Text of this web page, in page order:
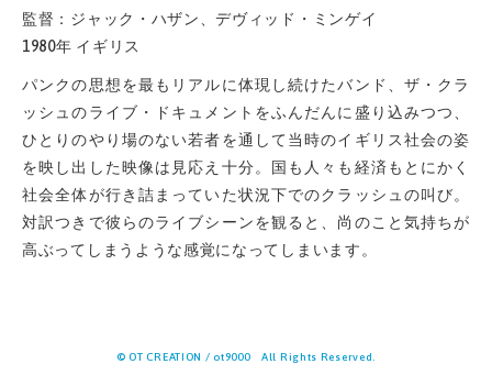
監督：ジャック・ハザン、デヴィッド・ミンゲイ
1980年 イギリス
パンクの思想を最もリアルに体現し続けたバンド、ザ・クラ
ッシュのライブ・ドキュメントをふんだんに盛り込みつつ、
ひとりのやり場のない若者を通して当時のイギリス社会の姿
を映し出した映像は見応え十分。国も人々も経済もとにかく
社会全体が行き詰まっていた状況下でのクラッシュの叫び。
対訳つきで彼らのライブシーンを観ると、尚のこと気持ちが
高ぶってしまうような感覚になってしまいます。
© OT CREATION / ot9000 All Rights Reserved.